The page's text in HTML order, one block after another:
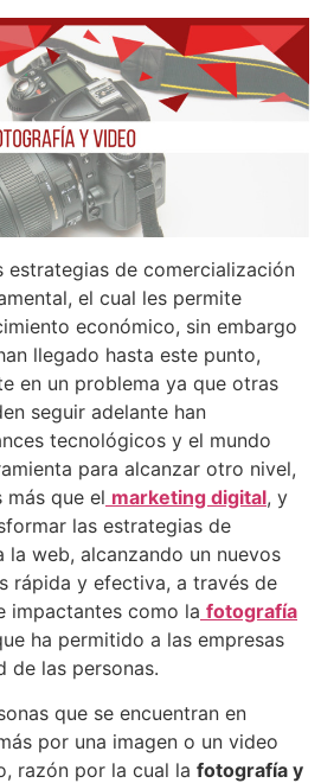
estrategias de comercialización
el cual les permite
económico, sin embargo
llegado hasta este punto,
en un problema ya que otras
seguir adelante han
tecnológicos y el mundo
para alcanzar otro nivel,
más que el marketing digital, y
las estrategias de
la web, alcanzando un nuevos
rápida y efectiva, a través de
impactantes como la fotografía
ha permitido a las empresas
de las personas.
que se encuentran en
por una imagen o un video
razón por la cual la fotografía y